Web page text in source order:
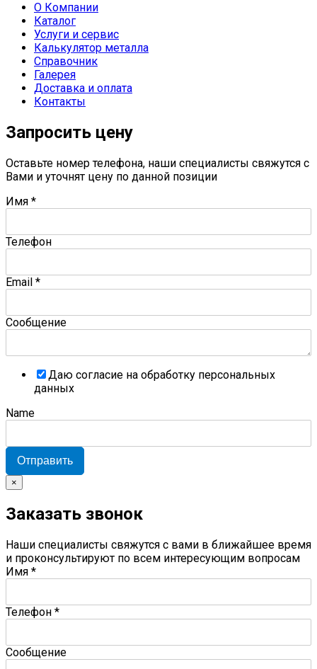
О Компании
Каталог
Услуги и сервис
Калькулятор металла
Справочник
Галерея
Доставка и оплата
Контакты
Запросить цену
Оставьте номер телефона, наши специалисты свяжутся с
Вами и уточнят цену по данной позиции
Имя *
Телефон
Email *
Сообщение
Даю согласие на обработку персональных
данных
Name
Отправить
×
Заказать звонок
Наши специалисты свяжутся с вами в ближайшее время
и проконсультируют по всем интересующим вопросам
Имя *
Телефон *
Сообщение